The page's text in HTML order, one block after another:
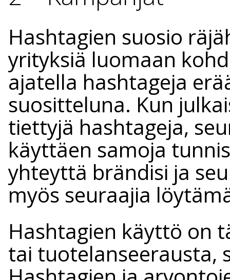
Hashtagien suosio
yrityksiä luomaan
ajatella hashtageja
suositteluna. Kun
tiettyjä hashtageja,
käyttäen samoja
yhteyttä brändisi ja
myös seuraajia
Hashtagien käyttö on
tai tuotelanseerausta,